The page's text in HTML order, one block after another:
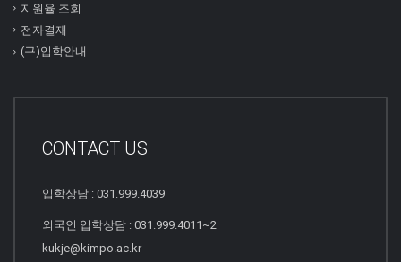
지원율 조회
전자결재
(구)입학안내
CONTACT US
입학상담 : 031.999.4039
외국인 입학상담 : 031.999.4011~2
kukje@kimpo.ac.kr